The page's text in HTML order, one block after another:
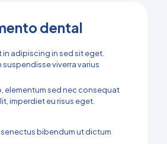
dental
in adipiscing in sed sit eget.
suspendisse viverra varius
elementum sed nec consequat
imperdiet eu risus eget.
senectus bibendum ut dictum